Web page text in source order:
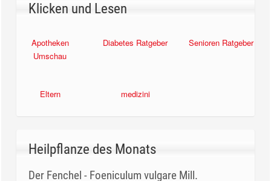
Klicken und Lesen
Apotheken
Umschau
Diabetes Ratgeber Senioren Ratgeber
Eltern medizini
Heilpflanze des Monats
Der Fenchel - Foeniculum vulgare Mill.